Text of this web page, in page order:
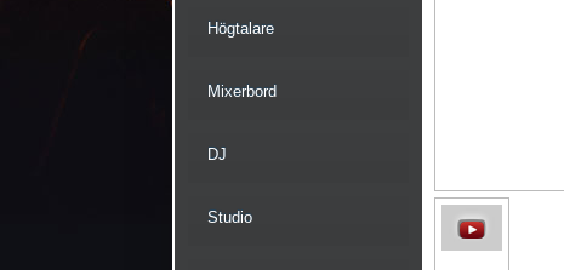
Högtalare
Mixerbord
DJ
Studio